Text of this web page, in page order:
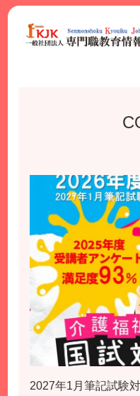
Skip
content
2027年1月筆記試験